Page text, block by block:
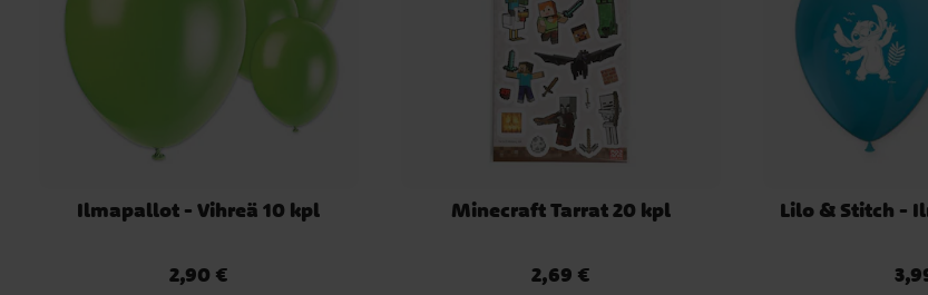
Ilmapallot - Vihreä 10 kpl
Hinta:2,90 €
2,90 €
Minecraft Tarrat 20 kpl
Hinta:2,69 €
2,69 €
Lilo & Stitch -
Hinta: